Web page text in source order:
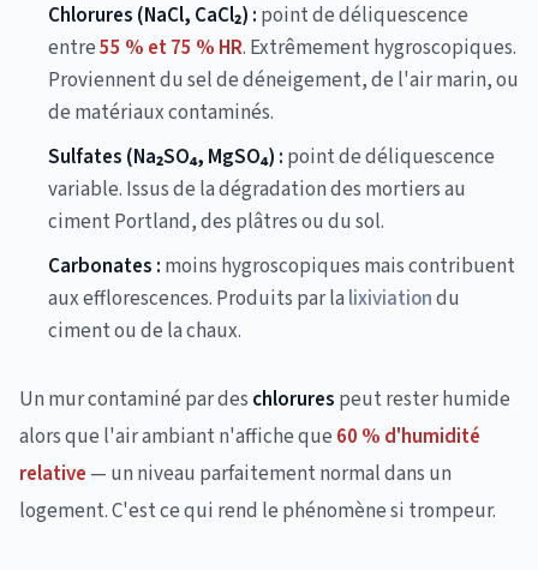
Chlorures (NaCl, CaCl₂) : point de déliquescence
entre55 % et 75 % HR. Extrêmement hygroscopiques.
Proviennent du sel de déneigement, de l'air marin, ou
de matériaux contaminés.
Sulfates (Na₂SO₄, MgSO₄) : point de déliquescence
variable. Issus de la dégradation des mortiers au
ciment Portland, des plâtres ou du sol.
Carbonates : moins hygroscopiques mais contribuent
aux efflorescences. Produits par la lixiviationdu
ciment ou de la chaux.
Un mur contaminé par des chlorures peut rester humide
alors que l'air ambiant n'affiche que 60 % d'humidité
relative — un niveau parfaitement normal dans un
logement. C'est ce qui rend le phénomène si trompeur.